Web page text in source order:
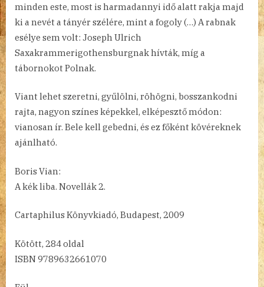
minden este, most is harmadannyi idő alatt rakja majd
ki a nevét a tányér szélére, mint a fogoly (…) A rabnak
esélye sem volt: Joseph Ulrich
Saxakrammerigothensburgnak hívták, míg a
tábornokot Polnak.
Viant lehet szeretni, gyűlölni, röhögni, bosszankodni
rajta, nagyon színes képekkel, elképesztő módon:
vianosan ír. Bele kell gebedni, és ez főként kövéreknek
ajánlható.
Boris Vian:
A kék liba. Novellák 2.
Cartaphilus Könyvkiadó, Budapest, 2009
Kötött, 284 oldal
ISBN 9789632661070